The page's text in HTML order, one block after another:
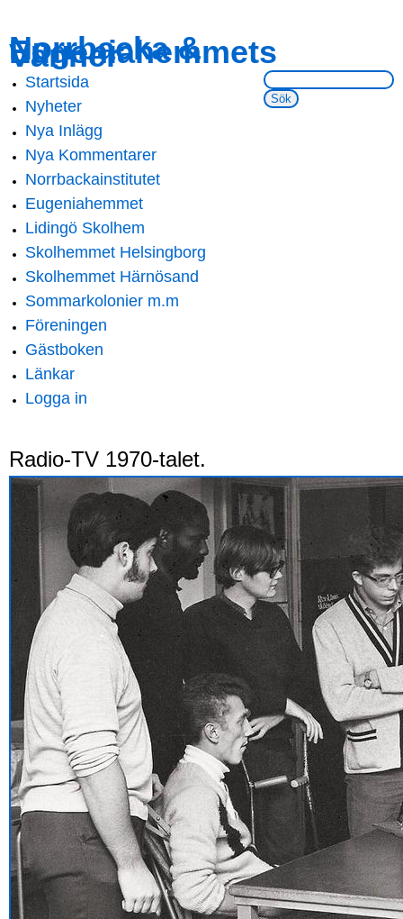
main
content
navigation
Norrbacka &
Eugeniahemmets
Vänner
Sök på webbsidan:
Main menu
Startsida
Nyheter
Nya Inlägg
Nya Kommentarer
Norrbackainstitutet
Eugeniahemmet
Lidingö Skolhem
Skolhemmet Helsingborg
Skolhemmet Härnösand
Sommarkolonier m.m
Föreningen
Gästboken
Länkar
Logga in
Radio-TV 1970-talet.